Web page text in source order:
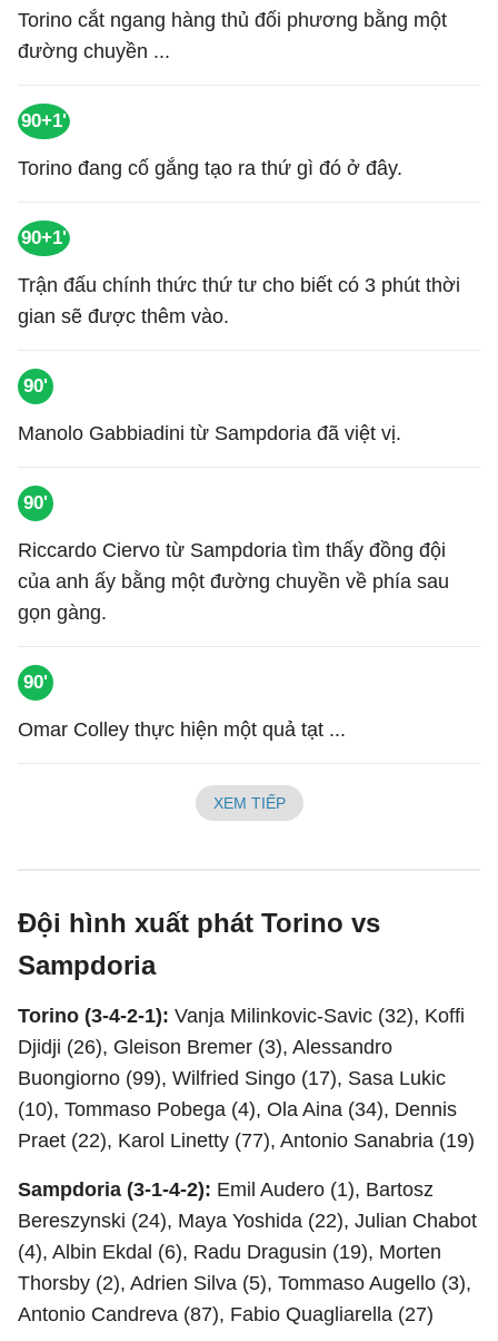
Torino cắt ngang hàng thủ đối phương bằng một
đường chuyền ...
90+1'
Torino đang cố gắng tạo ra thứ gì đó ở đây.
90+1'
Trận đấu chính thức thứ tư cho biết có 3 phút thời
gian sẽ được thêm vào.
90'
Manolo Gabbiadini từ Sampdoria đã việt vị.
90'
Riccardo Ciervo từ Sampdoria tìm thấy đồng đội
của anh ấy bằng một đường chuyền về phía sau
gọn gàng.
90'
Omar Colley thực hiện một quả tạt ...
XEM TIẾP
Đội hình xuất phát Torino vs
Sampdoria
Torino (3-4-2-1): Vanja Milinkovic-Savic (32), Koffi
Djidji (26), Gleison Bremer (3), Alessandro
Buongiorno (99), Wilfried Singo (17), Sasa Lukic
(10), Tommaso Pobega (4), Ola Aina (34), Dennis
Praet (22), Karol Linetty (77), Antonio Sanabria (19)
Sampdoria (3-1-4-2): Emil Audero (1), Bartosz
Bereszynski (24), Maya Yoshida (22), Julian Chabot
(4), Albin Ekdal (6), Radu Dragusin (19), Morten
Thorsby (2), Adrien Silva (5), Tommaso Augello (3),
Antonio Candreva (87), Fabio Quagliarella (27)